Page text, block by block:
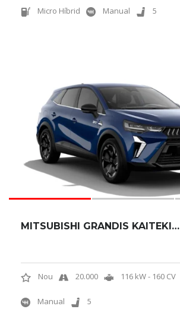
Micro Híbrid Manual 5
MITSUBISHI GRANDIS KAITEKI 180 HEV
Nou 20.000 116 kW - 160 CV
Manual 5